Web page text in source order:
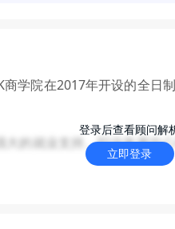
登录后查看顾问解
立即登录
学院在2017年开设的全日
大的就业支持。职业发展
讲座及招聘会获取工作机